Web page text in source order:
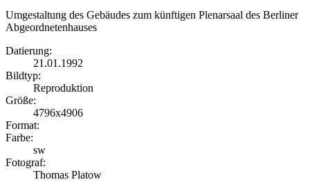
Umgestaltung des Gebäudes zum künftigen Plenarsaal des Berliner
Abgeordnetenhauses
Datierung:
21.01.1992
Bildtyp:
Reproduktion
Größe:
4796x4906
Format:
Farbe:
sw
Fotograf:
Thomas Platow